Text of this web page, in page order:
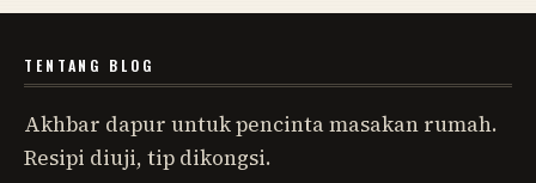
TENTANG BLOG
Akhbar dapur untuk pencinta masakan rumah.
Resipi diuji, tip dikongsi.